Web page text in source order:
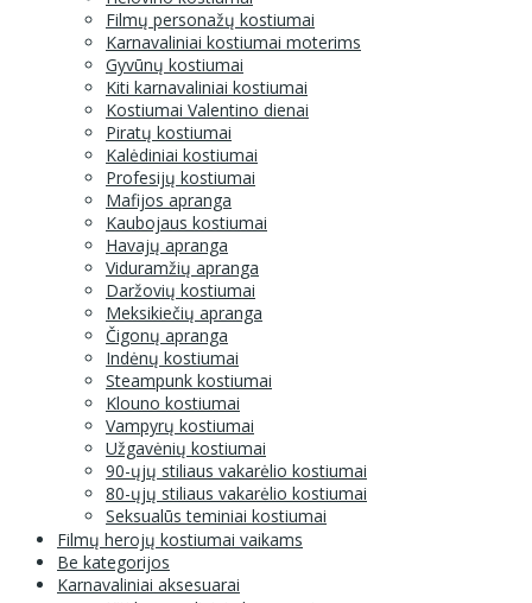
Filmų personažų kostiumai
Karnavaliniai kostiumai moterims
Gyvūnų kostiumai
Kiti karnavaliniai kostiumai
Kostiumai Valentino dienai
Piratų kostiumai
Kalėdiniai kostiumai
Profesijų kostiumai
Mafijos apranga
Kaubojaus kostiumai
Havajų apranga
Viduramžių apranga
Daržovių kostiumai
Meksikiečių apranga
Čigonų apranga
Indėnų kostiumai
Steampunk kostiumai
Klouno kostiumai
Vampyrų kostiumai
Užgavėnių kostiumai
90-ųjų stiliaus vakarėlio kostiumai
80-ųjų stiliaus vakarėlio kostiumai
Seksualūs teminiai kostiumai
Filmų herojų kostiumai vaikams
Be kategorijos
Karnavaliniai aksesuarai